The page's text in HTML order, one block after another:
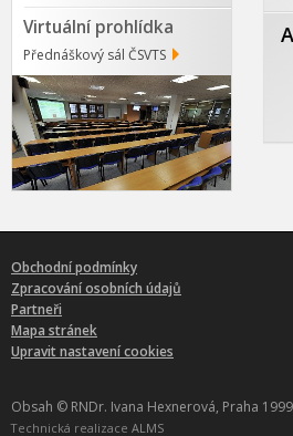
Virtuální prohlídka
Přednáškový sál ČSVTS
Obchodní podmínky
Zpracování osobních údajů
Partneři
Mapa stránek
Upravit nastavení cookies
Obsah © RNDr. Ivana Hexnerová, Praha
Technická realizace ALMS